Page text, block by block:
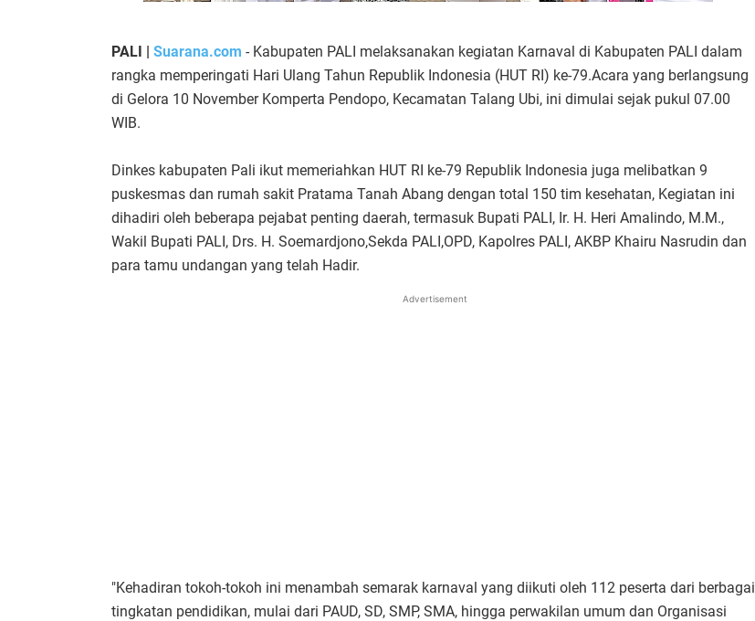
PALI | Suarana.com - Kabupaten PALI melaksanakan kegiatan Karnaval di Kabupaten PALI dalam
rangka memperingati Hari Ulang Tahun Republik Indonesia (HUT RI) ke-79.Acara yang berlangsung
di Gelora 10 November Komperta Pendopo, Kecamatan Talang Ubi, ini dimulai sejak pukul 07.00
WIB.
Dinkes kabupaten Pali ikut memeriahkan HUT RI ke-79 Republik Indonesia juga melibatkan 9
puskesmas dan rumah sakit Pratama Tanah Abang dengan total 150 tim kesehatan, Kegiatan ini
dihadiri oleh beberapa pejabat penting daerah, termasuk Bupati PALI, Ir. H. Heri Amalindo, M.M.,
Wakil Bupati PALI, Drs. H. Soemardjono,Sekda PALI,OPD, Kapolres PALI, AKBP Khairu Nasrudin dan
para tamu undangan yang telah Hadir.
Advertisement
"Kehadiran tokoh-tokoh ini menambah semarak karnaval yang diikuti oleh 112 peserta dari berbagai
tingkatan pendidikan, mulai dari PAUD, SD, SMP, SMA, hingga perwakilan umum dan Organisasi